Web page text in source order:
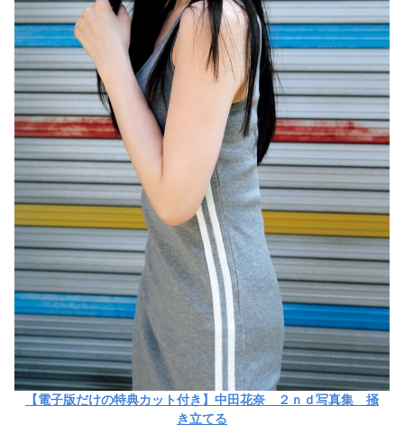
【電子版だけの特典カット付き】中田花奈 ２ｎｄ写真集 掻
き立てる